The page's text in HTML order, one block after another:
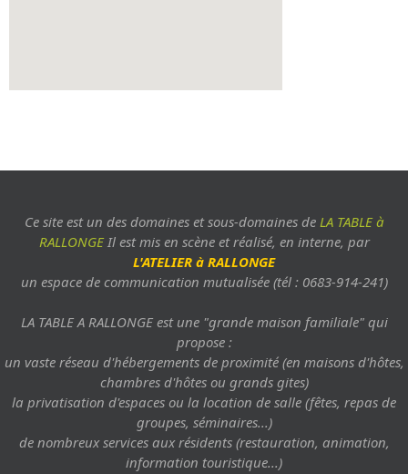
Ce site est un des domaines et sous-domaines de LA TABLE à
RALLONGEIl est mis en scène et réalisé, en interne, par
L'ATELIER à RALLONGE
un espace de communication mutualisée (tél : 0683-914-241)
LA TABLE A RALLONGE est une "grande maison familiale" qui
propose :
un vaste réseau d'hébergements de proximité (en maisons d'hôtes,
chambres d'hôtes ou grands gites)
la privatisation d'espaces ou la location de salle (fêtes, repas de
groupes, séminaires...)
de nombreux services aux résidents (restauration, animation,
information touristique...)